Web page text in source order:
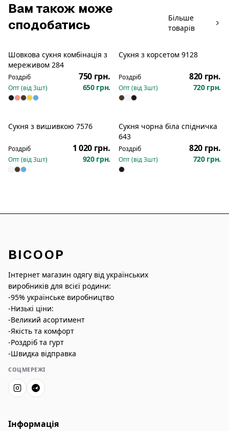
Вам також може
сподобатись
Більше
товарів
Шовкова сукня комбінація з
мереживом 284
Роздріб 750 грн.
Опт (від3шт) 650 грн.
Новинка
Сукня з корсетом 9128
Роздріб 820 грн.
Опт (від3шт) 720 грн.
Сукня з вишивкою 7576
Роздріб 1 020 грн.
Опт (від3шт) 920 грн.
Новинка
Сукня чорна біла спідничка
643
Роздріб 820 грн.
Опт (від3шт) 720 грн.
BICOOP
Інтернет магазин одягу від українських
виробників для всієї родини:
-95% українське виробництво
-Низькі ціни:
-Великий асортимент
-Якість та комфорт
-Роздріб та гурт
-Швидка відправка
СОЦМЕРЕЖІ
Інформація